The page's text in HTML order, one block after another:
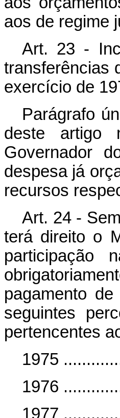
aos de regime
Art. 23 -
transferências
exercício de
Parágrafo
deste artigo
Governador
despesa já
recursos
Art. 24 -
terá direito o
participação
pagamento
seguintes
pertencentes
1975
1976
1977